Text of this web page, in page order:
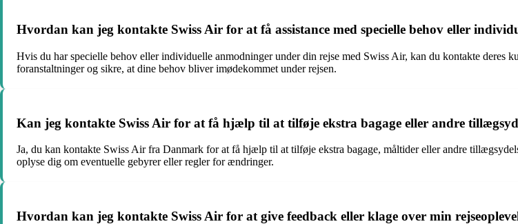
Hvordan kan jeg kontakte Swiss Air for at få assistance med specielle behov eller
Hvis du har specielle behov eller individuelle anmodninger under din rejse med Swiss Air, kan du kontakte deres
foranstaltninger og sikre, at dine behov bliver imødekommet under rejsen.
Kan jeg kontakte Swiss Air for at få hjælp til at tilføje ekstra bagage eller andre
Ja, du kan kontakte Swiss Air fra Danmark for at få hjælp til at tilføje ekstra bagage, måltider eller andre
oplyse dig om eventuelle gebyrer eller regler for ændringer.
Hvordan kan jeg kontakte Swiss Air for at give feedback eller klage over min